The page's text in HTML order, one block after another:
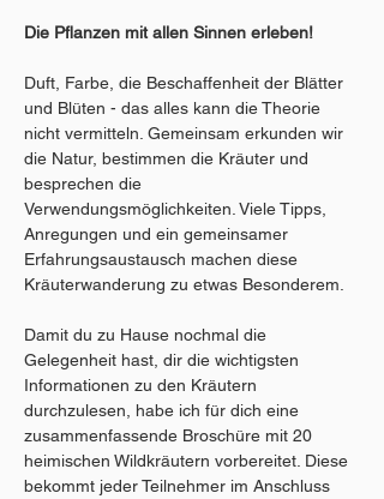
Die Pflanzen mit allen Sinnen erleben!
Duft, Farbe, die Beschaffenheit der Blätter
und Blüten - das alles kann die Theorie
nicht vermitteln. Gemeinsam erkunden wir
die Natur, bestimmen die Kräuter und
besprechen die
Verwendungsmöglichkeiten. Viele Tipps,
Anregungen und ein gemeinsamer
Erfahrungsaustausch machen diese
Kräuterwanderung zu etwas Besonderem.
Damit du zu Hause nochmal die
Gelegenheit hast, dir die wichtigsten
Informationen zu den Kräutern
durchzulesen, habe ich für dich eine
zusammenfassende Broschüre mit 20
heimischen Wildkräutern vorbereitet. Diese
bekommt jeder Teilnehmer im Anschluss